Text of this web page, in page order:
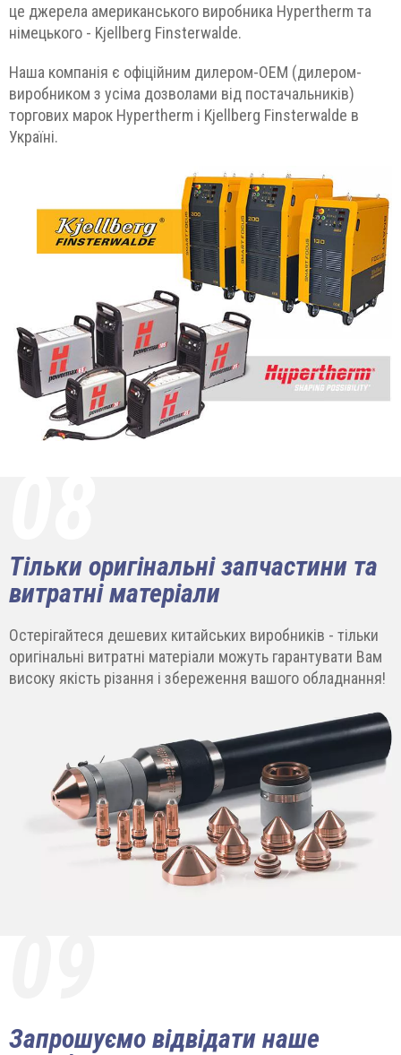
це джерела американського виробника Hypertherm та
німецького - Kjellberg Finsterwalde.
Наша компанія є офіційним дилером-ОЕМ (дилером-
виробником з усіма дозволами від постачальників)
торгових марок Hypertherm і Kjellberg Finsterwalde в
Україні.
Тільки оригінальні запчастини та
витратні матеріали
Остерігайтеся дешевих китайських виробників - тільки
оригінальні витратні матеріали можуть гарантувати Вам
високу якість різання і збереження вашого обладнання!
Запрошуємо відвідати наше